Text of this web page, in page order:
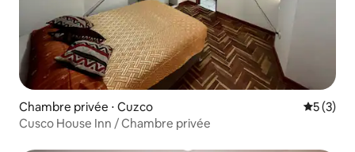
Chambre privée ⋅ Cuzco
5 (3)
Cusco House Inn / Chambre privée